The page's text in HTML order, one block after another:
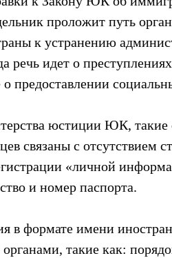
проложит путь
к устранению
речь идет о
предоставлении
юстиции ЮК, такие
связаны с отсутствием
«личной
и номер паспорта.
в формате имени
органами, такие как: